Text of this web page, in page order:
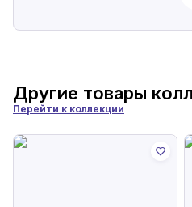
Другие товары
Перейти к коллекции